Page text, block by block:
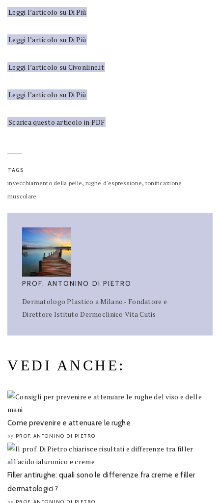
Leggi l’articolo su Di Più
Leggi l’articolo su Di Più
Leggi l’articolo su Civonline.it
Leggi l’articolo su Di Più
Scarica questo articolo in PDF
TAGS
invecchiamento della pelle, rughe d'espressione, tonificazione
muscolare
PROF. ANTONINO DI PIETRO
Dermatologo Plastico a Milano - Fondatore e
Direttore Istituto Dermoclinico Vita Cutis
VEDI ANCHE:
Come prevenire e attenuare le rughe
by PROF. ANTONINO DI PIETRO
Filler antirughe: quali sono le differenze fra creme e filler
dermatologici?